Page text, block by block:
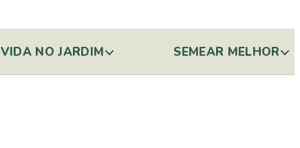
VIDA NO JARDIM SEMEAR MELHOR